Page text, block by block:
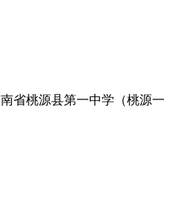
省桃源县第一中学（桃源一